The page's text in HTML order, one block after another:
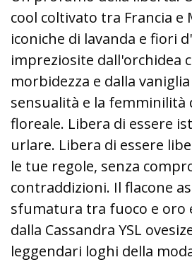
cool coltivato tra Francia e
iconiche di lavanda e fiori
impreziosite dall'orchidea
morbidezza e dalla
sensualità e la femminilità
floreale. Libera di essere
urlare. Libera di essere
le tue regole, senza
contraddizioni. Il flacone
sfumatura tra fuoco e oro
dalla Cassandra YSL
leggendari loghi della